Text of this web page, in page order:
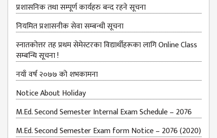
प्रशासनिक तथा सम्पूर्ण कार्यहरु बन्द रहने सूचना
नियमित प्रशासनीक सेवा सम्बन्धी सूचना
स्नातकोत्तर तह प्रथम सेमेस्टरका विद्यार्थीहरूका लागि Online Class
सम्बन्धि सूचना !
नयाँ वर्ष २०७७ को शभकामना
Notice About Holiday
M.Ed. Second Semester Internal Exam Schedule – 2076
M.Ed. Second Semester Exam form Notice – 2076 (2020)